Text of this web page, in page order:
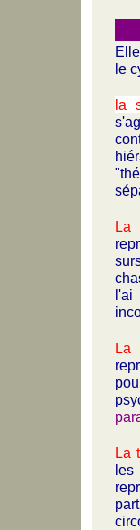
le
la
La
l'ai
La
La
les